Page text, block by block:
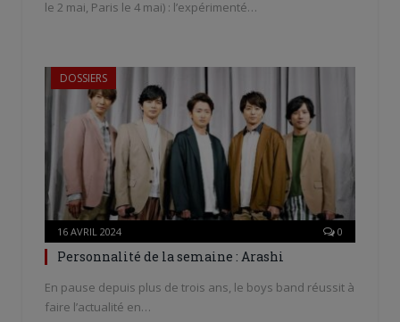
le 2 mai, Paris le 4 mai) : l’expérimenté…
DOSSIERS
16 AVRIL 2024 0
Personnalité de la semaine : Arashi
En pause depuis plus de trois ans, le boys band réussit à
faire l’actualité en…